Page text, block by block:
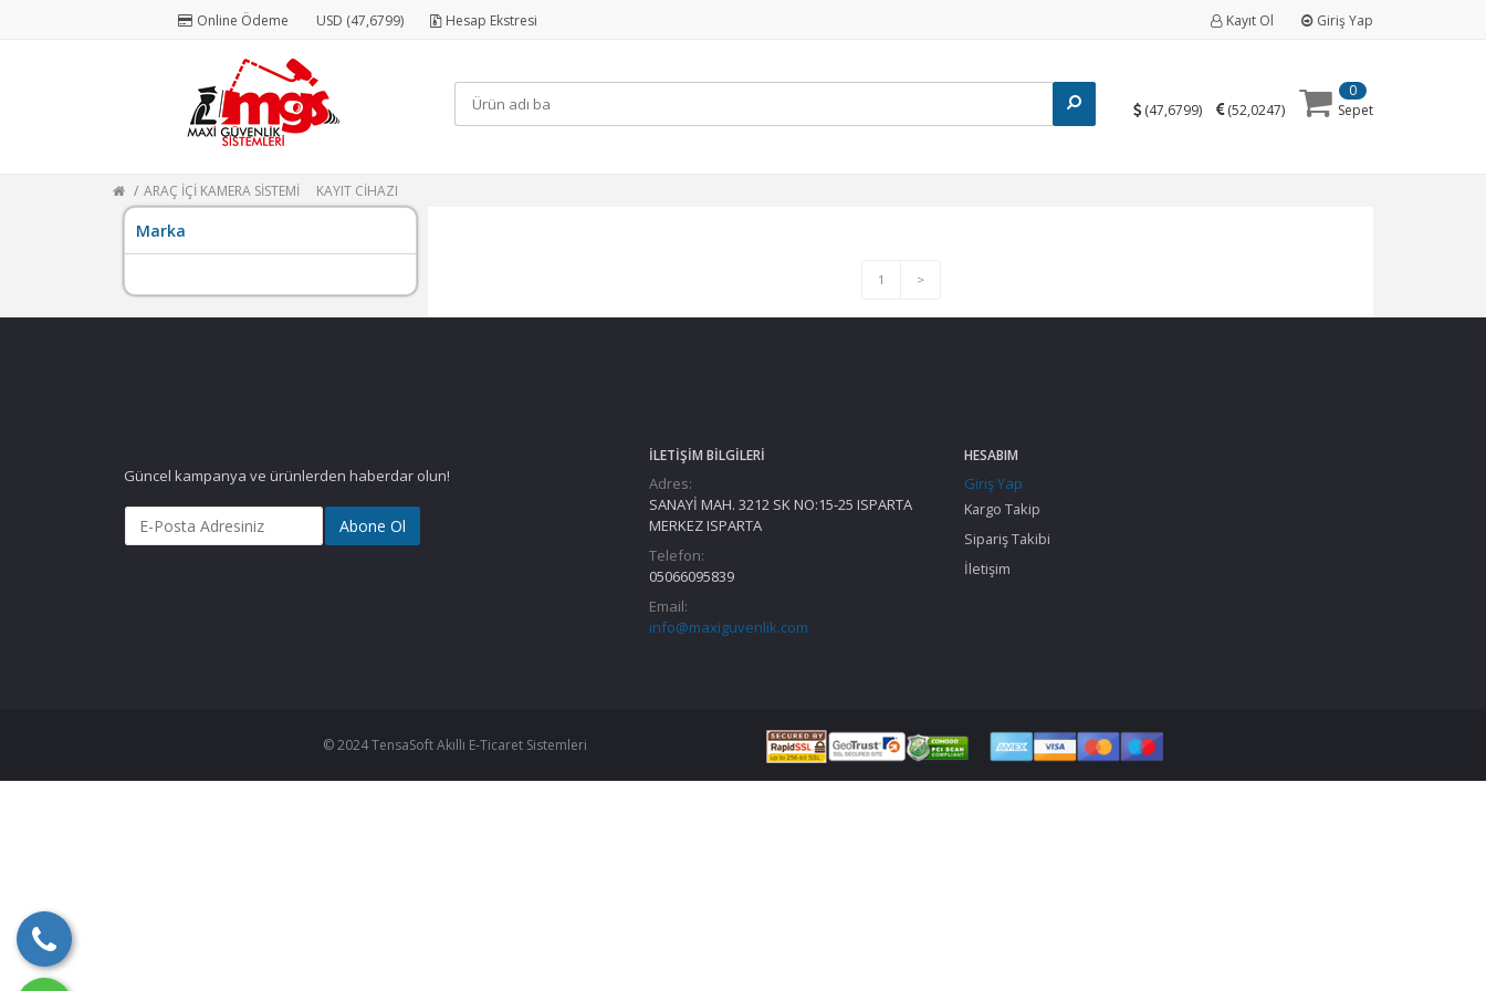
Online Ödeme USD (47,6799) Hesap Ekstresi Kayıt Ol Giriş Yap
(47,6799) (52,0247) Sepet
0
ARAÇ İÇİ KAMERA SİSTEMİ KAYIT CİHAZI
Marka
1 >
Güncel kampanya ve ürünlerden haberdar olun!
Abone Ol
İLETIŞIM BILGILERI
Adres:
SANAYİ MAH. 3212 SK NO:15-25 ISPARTA
MERKEZ ISPARTA
Telefon:
05066095839
Email:
info@maxiguvenlik.com
HESABIM
Giriş Yap
Kargo Takip
Sipariş Takibi
İletişim
© 2024 TensaSoft Akıllı E-Ticaret Sistemleri